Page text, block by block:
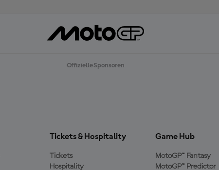
Offizielle Sponsoren
Tickets & Hospitality
Tickets
Hospitality
Game Hub
MotoGP™ Fantasy
MotoGP™ Predictor